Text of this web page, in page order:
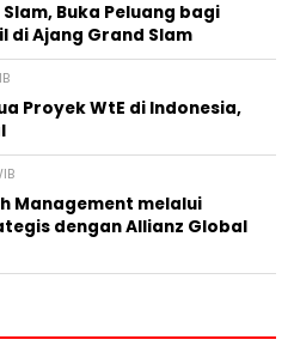
Buka Peluang bagi
di Ajang Grand Slam
Proyek WtE di Indonesia,
Management melalui
dengan Allianz Global